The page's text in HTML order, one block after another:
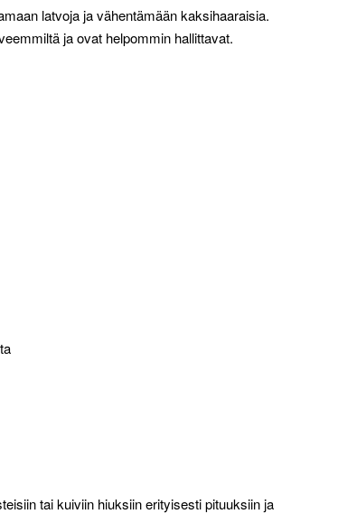
latvoja ja vähentämään kaksihaaraisia.
ja ovat helpommin hallittavat.
tai kuiviin hiuksiin erityisesti pituuksiin ja